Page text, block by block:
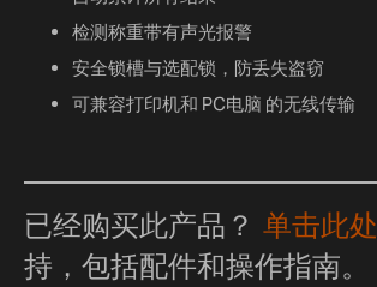
检测称重带有声光报警
安全锁槽与选配锁，防丢失盗窃
可兼容打印机和 PC电脑 的无线传输
已经购买此产品？ 单击此处
持，包括配件和操作指南。